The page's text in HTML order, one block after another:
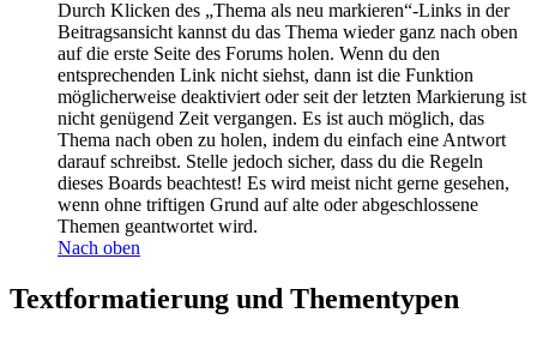
Durch Klicken des „Thema als neu markieren“-Links in der
Beitragsansicht kannst du das Thema wieder ganz nach oben
auf die erste Seite des Forums holen. Wenn du den
entsprechenden Link nicht siehst, dann ist die Funktion
möglicherweise deaktiviert oder seit der letzten Markierung ist
nicht genügend Zeit vergangen. Es ist auch möglich, das
Thema nach oben zu holen, indem du einfach eine Antwort
darauf schreibst. Stelle jedoch sicher, dass du die Regeln
dieses Boards beachtest! Es wird meist nicht gerne gesehen,
wenn ohne triftigen Grund auf alte oder abgeschlossene
Themen geantwortet wird.
Nach oben
Textformatierung und Thementypen